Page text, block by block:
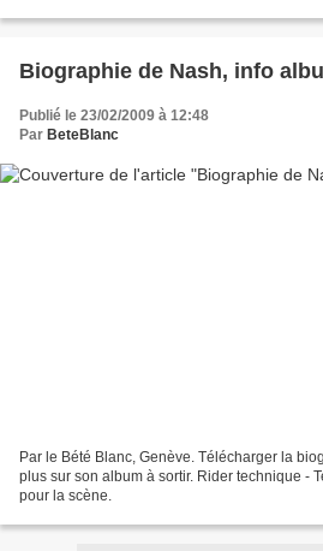
Biographie de Nash, info
Publié le 23/02/2009 à 12:48
Par BeteBlanc
Par le Bété Blanc, Genève. Télécharger la
plus sur son album à sortir. Rider technique -
pour la scène.